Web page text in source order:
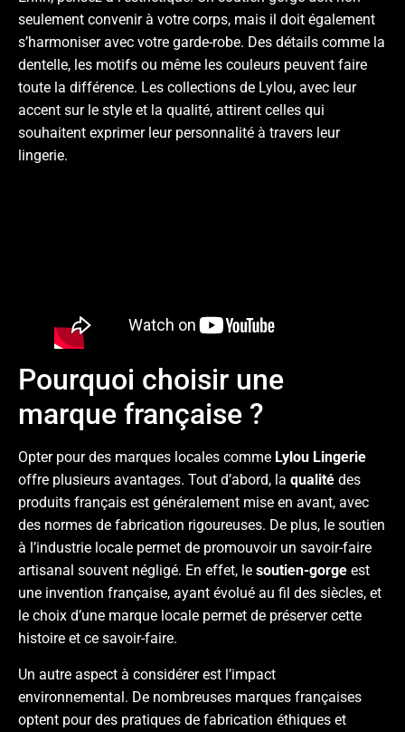
seulement convenir à votre corps, mais il doit également
s’harmoniser avec votre garde-robe. Des détails comme la
dentelle, les motifs ou même les couleurs peuvent faire
toute la différence. Les collections de Lylou, avec leur
accent sur le style et la qualité, attirent celles qui
souhaitent exprimer leur personnalité à travers leur
lingerie.
Pourquoi choisir une
marque française ?
Opter pour des marques locales comme Lylou Lingerie
offre plusieurs avantages. Tout d’abord, la qualité des
produits français est généralement mise en avant, avec
des normes de fabrication rigoureuses. De plus, le soutien
à l’industrie locale permet de promouvoir un savoir-faire
artisanal souvent négligé. En effet, le soutien-gorge est
une invention française, ayant évolué au fil des siècles, et
le choix d’une marque locale permet de préserver cette
histoire et ce savoir-faire.
Un autre aspect à considérer est l’impact
environnemental. De nombreuses marques françaises
optent pour des pratiques de fabrication éthiques et